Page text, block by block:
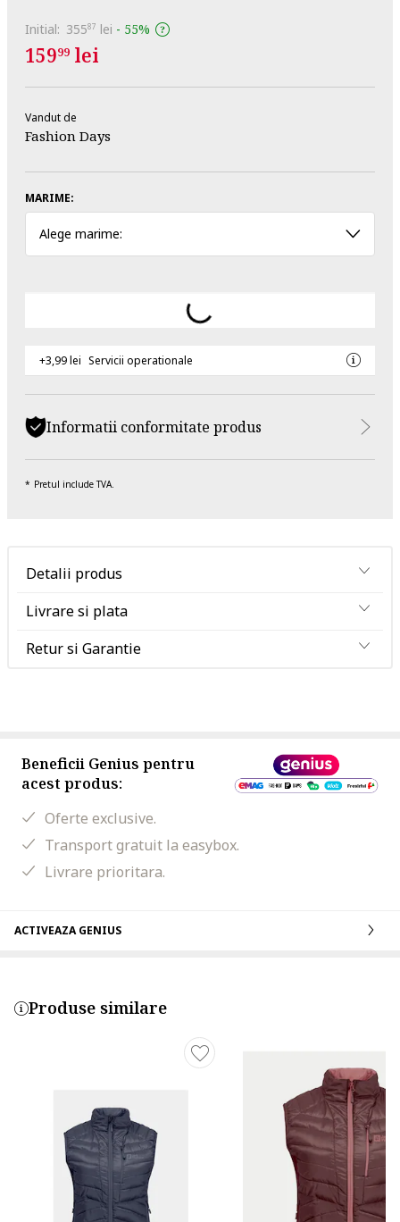
Initial: 35587 lei - 55%
15999 lei
Vandut de
Fashion Days
MARIME:
Alege marime:
+3,99 lei Servicii operationale
Informatii conformitate produs
Pretul include TVA.
Detalii produs
Livrare si plata
Retur si Garantie
Beneficii Genius pentru
acest produs:
Oferte exclusive.
Transport gratuit la easybox.
Livrare prioritara.
ACTIVEAZA GENIUS
Produse similare